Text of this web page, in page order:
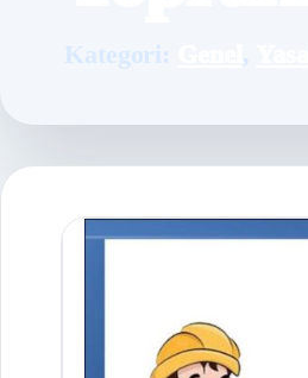
Kategori: ,